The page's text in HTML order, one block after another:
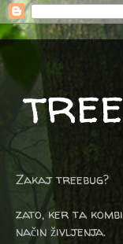
Zakaj treebug?
zato, ker ta
način življenja.